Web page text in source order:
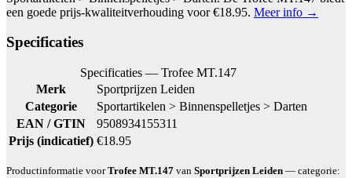
een goede prijs-kwaliteitverhouding voor €18.95. Meer info →
Specificaties
Specificaties — Trofee MT.147
Merk
Sportprijzen Leiden
Categorie
Sportartikelen > Binnenspelletjes > Darten
EAN / GTIN
9508934155311
Prijs (indicatief) €18.95
Productinformatie voorTrofee MT.147 van Sportprijzen Leiden — categorie: